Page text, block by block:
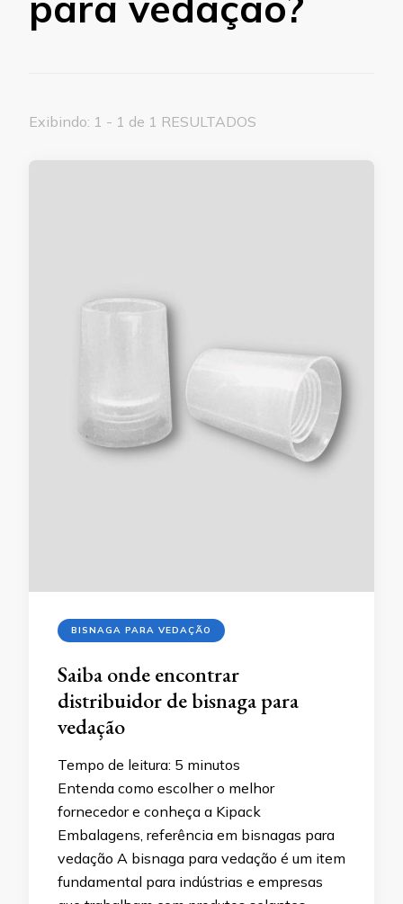
Exibindo: 1 - 1 de 1 RESULTADOS
BISNAGA PARA VEDAÇÃO
Saiba onde encontrar
distribuidor de bisnaga para
vedação
Tempo de leitura: 5 minutos
Entenda como escolher o melhor
fornecedor e conheça a Kipack
Embalagens, referência em bisnagas para
vedação A bisnaga para vedação é um item
fundamental para indústrias e empresas